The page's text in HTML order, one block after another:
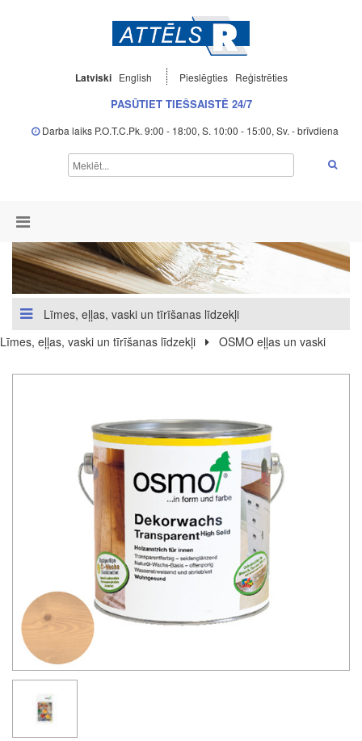
Latviski English Pieslēgties Reģistrēties
PASŪTIET TIEŠSAISTĒ 24/7
Darba laiks P.O.T.C.Pk. 9:00 - 18:00, S. 10:00 - 15:00, Sv. - brīvdiena
Līmes, eļļas, vaski un tīrīšanas līdzekļi
Līmes, eļļas, vaski un tīrīšanas līdzekļi
OSMO eļļas un vaski